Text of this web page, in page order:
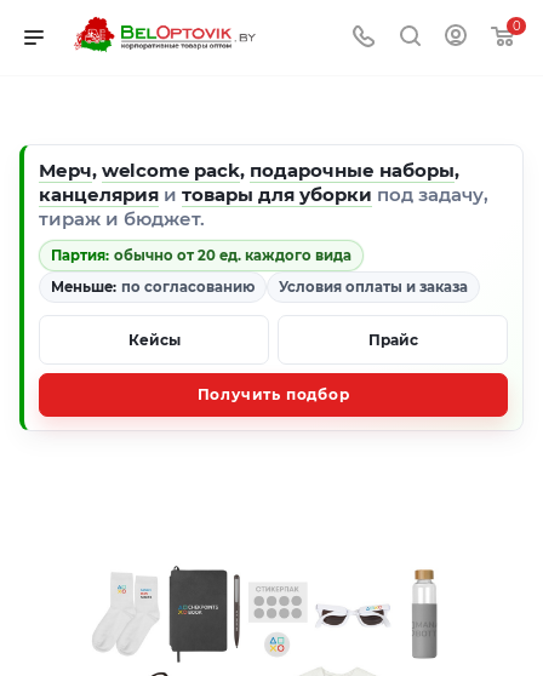
0
Мерч, welcome pack, подарочные наборы,
канцелярия и товары для уборки под задачу,
тираж и бюджет.
Партия: обычно от 20 ед. каждого вида
Меньше: по согласованию Условия оплаты и заказа
Кейсы Прайс
Получить подбор